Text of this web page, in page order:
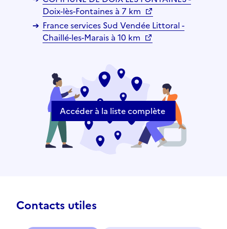
Doix-lès-Fontaines à 7 km
France services Sud Vendée Littoral -
Chaillé-les-Marais à 10 km
Accéder à la liste complète
Contacts utiles